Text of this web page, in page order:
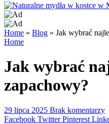
Home » Blog » Jak wybrać
Home
Jak wybrać
zapachowy?
29 lipca 2025 Brak komentarzy
Facebook Twitter Pinterest